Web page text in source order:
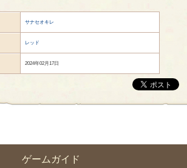
ゲームガイド
サナセオキレ
レッド
2024年02月17日